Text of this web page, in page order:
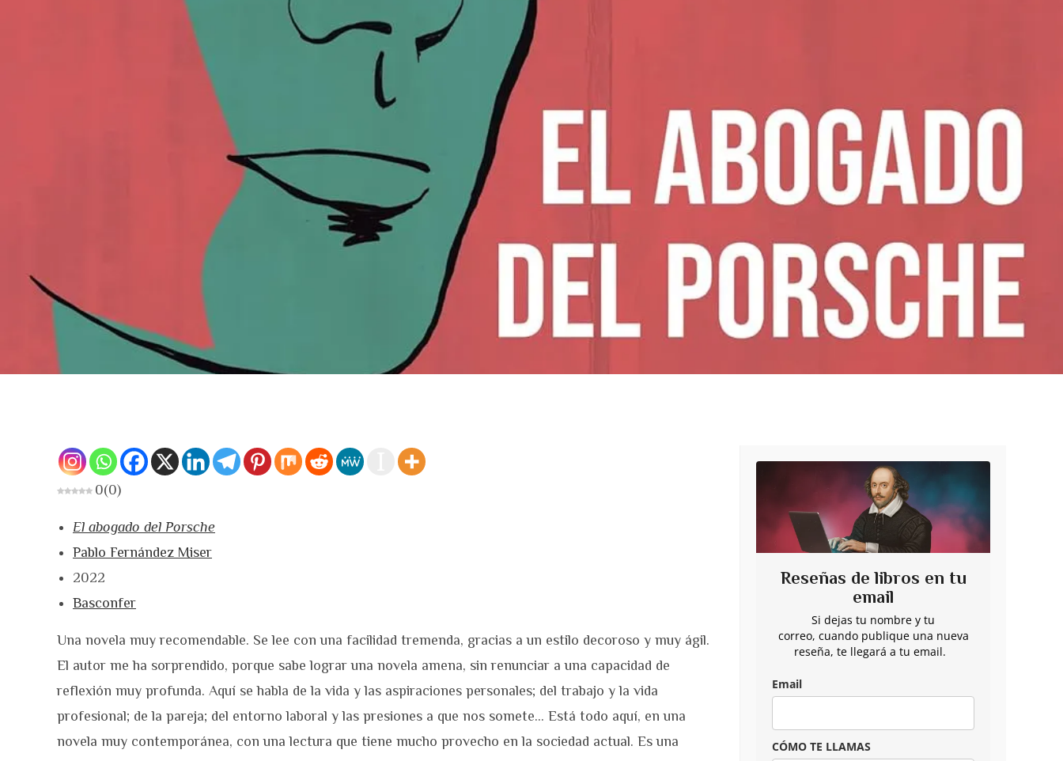
0(0)
El abogado del Porsche
Pablo Fernández Miser
2022
Basconfer
Una novela muy recomendable. Se lee con una facilidad tremenda, gracias a un estilo decoroso y muy ágil.
El autor me ha sorprendido, porque sabe lograr una novela amena, sin renunciar a una capacidad de
reflexión muy profunda. Aquí se habla de la vida y las aspiraciones personales; del trabajo y la vida
profesional; de la pareja; del entorno laboral y las presiones a que nos somete… Está todo aquí, en una
novela muy contemporánea, con una lectura que tiene mucho provecho en la sociedad actual. Es una
Reseñas de libros en tu
email
Si dejas tu nombre y tu
correo, cuando publique una nueva
reseña, te llegará a tu email.
Email
CÓMO TE LLAMAS